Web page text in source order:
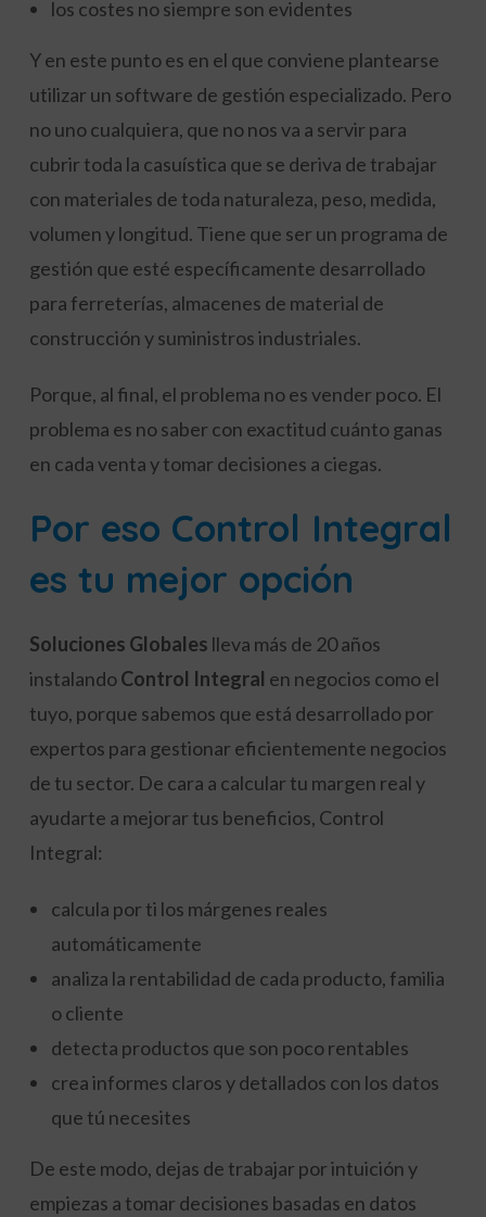
los costes no siempre son evidentes
Y en este punto es en el que conviene plantearse
utilizar un software de gestión especializado. Pero
no uno cualquiera, que no nos va a servir para
cubrir toda la casuística que se deriva de trabajar
con materiales de toda naturaleza, peso, medida,
volumen y longitud. Tiene que ser un programa de
gestión que esté específicamente desarrollado
para ferreterías, almacenes de material de
construcción y suministros industriales.
Porque, al final, el problema no es vender poco. El
problema es no saber con exactitud cuánto ganas
en cada venta y tomar decisiones a ciegas.
Por eso Control Integral
es tu mejor opción
Soluciones Globales lleva más de 20 años
instalandoControl Integral en negocios como el
tuyo, porque sabemos que está desarrollado por
expertos para gestionar eficientemente negocios
de tu sector. De cara a calcular tu margen real y
ayudarte a mejorar tus beneficios, Control
Integral:
calcula por ti los márgenes reales
automáticamente
analiza la rentabilidad de cada producto, familia
o cliente
detecta productos que son poco rentables
crea informes claros y detallados con los datos
que tú necesites
De este modo, dejas de trabajar por intuición y
empiezas a tomar decisiones basadas en datos